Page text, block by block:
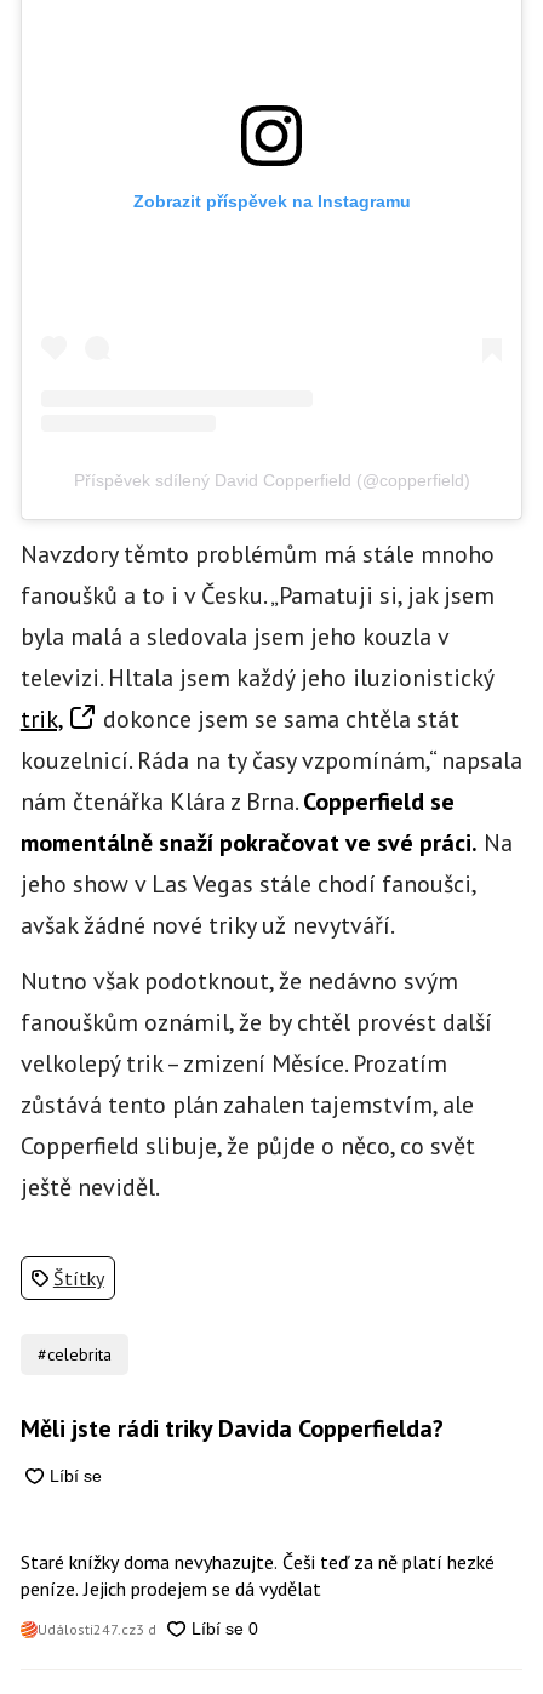
Zobrazit příspěvek na Instagramu
Příspěvek sdílený David Copperfield (@copperfield)
Navzdory těmto problémům má stále mnoho
fanoušků a to i v Česku. „Pamatuji si, jak jsem
byla malá a sledovala jsem jeho kouzla v
televizi. Hltala jsem každý jeho iluzionistický
trik,
dokonce jsem se sama chtěla stát
kouzelnicí. Ráda na ty časy vzpomínám,“ napsala
nám čtenářka Klára z Brna.Copperfield se
momentálně snaží pokračovat ve své práci. Na
jeho show v Las Vegas stále chodí fanoušci,
avšak žádné nové triky už nevytváří.
Nutno však podotknout, že nedávno svým
fanouškům oznámil, že by chtěl provést další
velkolepý trik – zmizení Měsíce. Prozatím
zůstává tento plán zahalen tajemstvím, ale
Copperfield slibuje, že půjde o něco, co svět
ještě neviděl.
Štítky
#celebrita
Měli jste rádi triky Davida Copperfielda?
Staré knížky doma nevyhazujte. Češi teď za ně platí hezké
peníze. Jejich prodejem se dá vydělat
Události247.cz3 d